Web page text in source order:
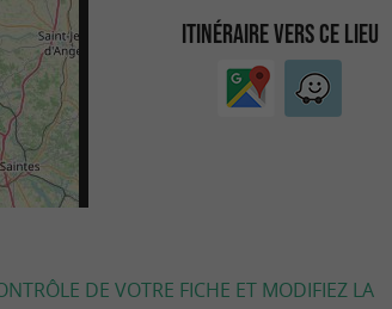
ITINÉRAIRE VERS CE LIEU
DE VOTRE FICHE ET MODIFIEZ LA